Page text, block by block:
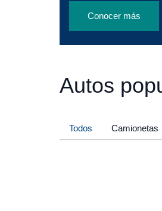
Conocer más
Autos
Todos Camionetas